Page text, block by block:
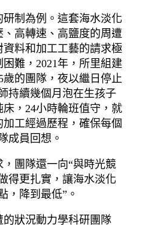
制為例。這套海水淡化
高轉速、高鹽度的周遭
料和加工工藝的請求極
難，2021年，所里組建
歲的團隊，夜以繼日停止
持續幾個月泡在生孩子
，24小時輪班值守，就
工經過歷程，確保每個
成員回想。
團隊還一向“與時光競
得更扎實，讓海水淡化
，降到最低”。
的狀況動力學科研團隊